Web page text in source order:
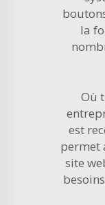
la
Où
est
permet
site